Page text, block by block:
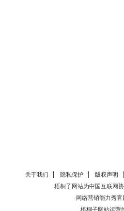
关于我们 隐私保护
版权声明
梧桐子网站为中国互联网
网络营销能力秀官
梧桐子网站运营